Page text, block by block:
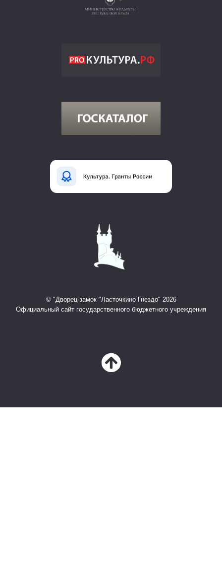
© "Дворец-замок "Ласточкино Гнездо" 2026
Официальный сайт государственного бюджетного учреждения